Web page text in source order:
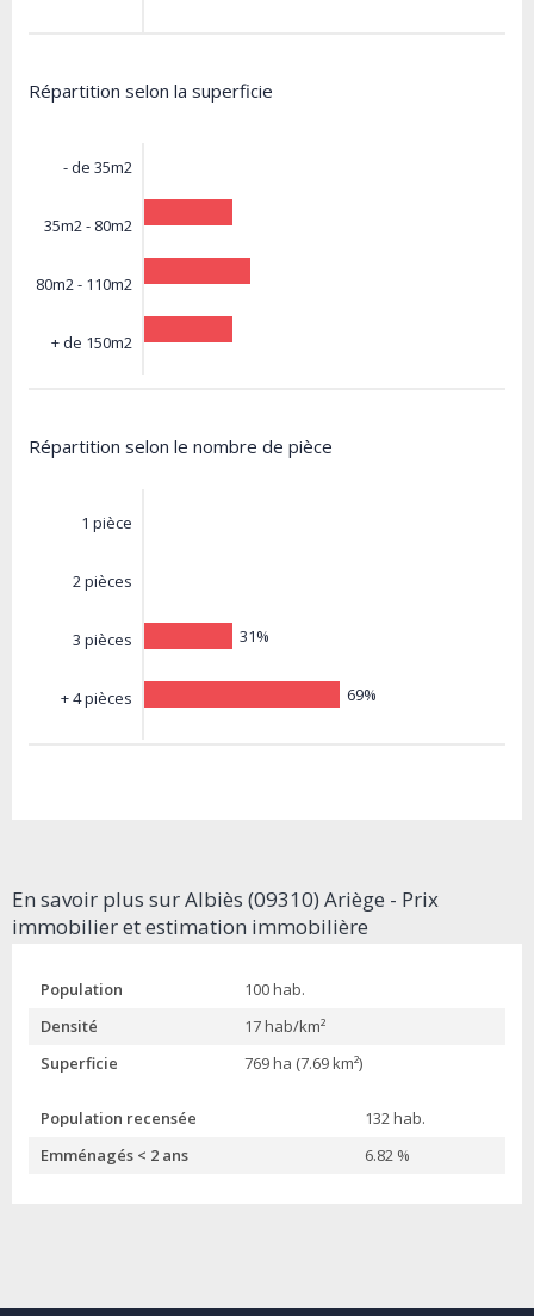
Répartition selon la superficie
- de 35m2
35m2 - 80m2
80m2 - 110m2
+ de 150m2
Répartition selon le nombre de pièce
1 pièce
2 pièces
3 pièces
+ 4 pièces
31%
69%
En savoir plus sur Albiès (09310) Ariège - Prix
immobilier et estimation immobilière
Population
100 hab.
Densité
17 hab/km²
Superficie
769 ha (7.69 km²)
Population recensée
132 hab.
Emménagés < 2 ans
6.82 %